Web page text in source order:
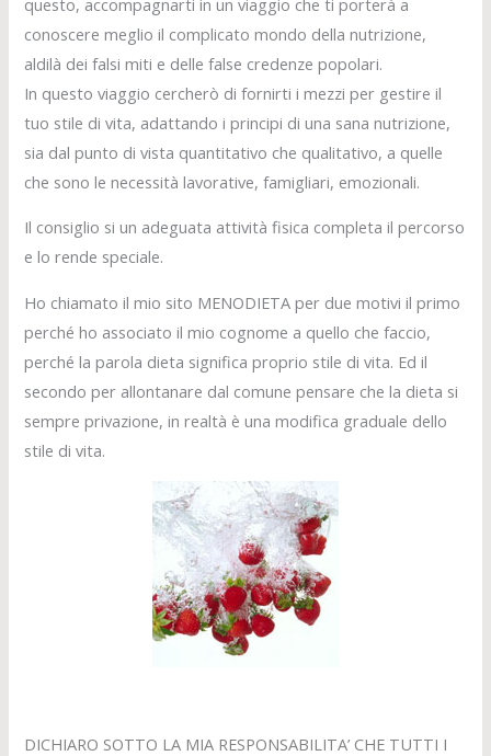
conoscere meglio il complicato mondo della nutrizione,
aldilà dei falsi miti e delle false credenze popolari.
In questo viaggio cercherò di fornirti i mezzi per gestire il
tuo stile di vita, adattando i principi di una sana nutrizione,
sia dal punto di vista quantitativo che qualitativo, a quelle
che sono le necessità lavorative, famigliari, emozionali.
Il consiglio si un adeguata attività fisica completa il percorso
e lo rende speciale.
Ho chiamato il mio sito MENODIETA per due motivi il primo
perché ho associato il mio cognome a quello che faccio,
perché la parola dieta significa proprio stile di vita. Ed il
secondo per allontanare dal comune pensare che la dieta si
sempre privazione, in realtà è una modifica graduale dello
stile di vita.
DICHIARO SOTTO LA MIA RESPONSABILITA’ CHE TUTTI I